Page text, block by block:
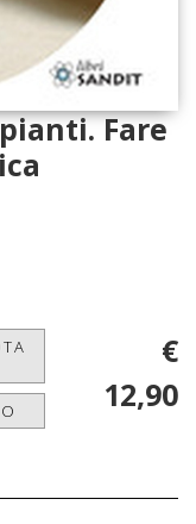
Fare
€
12,90